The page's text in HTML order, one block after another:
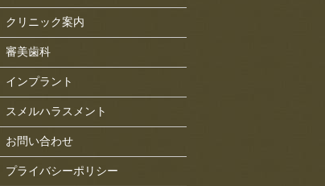
クリニック案内
審美歯科
インプラント
スメルハラスメント
お問い合わせ
プライバシーポリシー